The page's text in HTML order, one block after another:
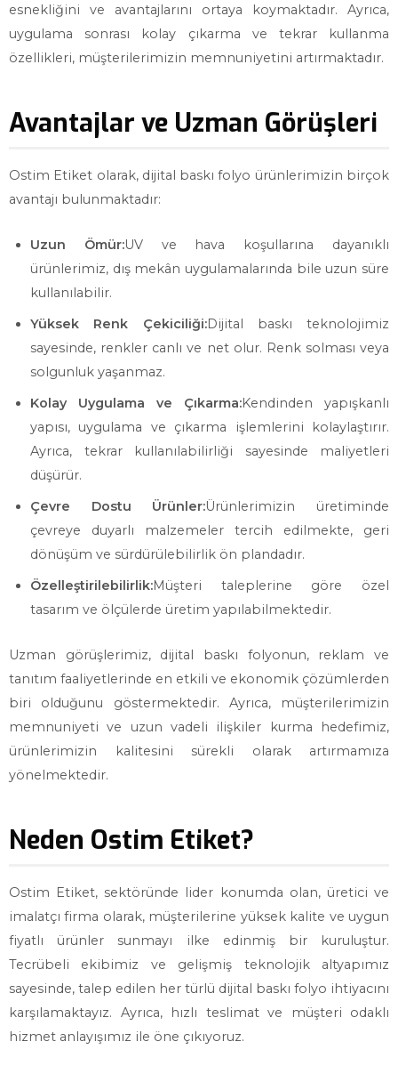
esnekliğini ve avantajlarını ortaya koymaktadır. Ayrıca,
uygulama sonrası kolay çıkarma ve tekrar kullanma
özellikleri, müşterilerimizin memnuniyetini artırmaktadır.
Avantajlar ve Uzman Görüşleri
Ostim Etiket olarak, dijital baskı folyo ürünlerimizin birçok
avantajı bulunmaktadır:
Uzun Ömür:UV ve hava koşullarına dayanıklı
ürünlerimiz, dış mekân uygulamalarında bile uzun süre
kullanılabilir.
Yüksek Renk Çekiciliği:Dijital baskı teknolojimiz
sayesinde, renkler canlı ve net olur. Renk solması veya
solgunluk yaşanmaz.
Kolay Uygulama ve Çıkarma:Kendinden yapışkanlı
yapısı, uygulama ve çıkarma işlemlerini kolaylaştırır.
Ayrıca, tekrar kullanılabilirliği sayesinde maliyetleri
düşürür.
Çevre Dostu Ürünler:Ürünlerimizin üretiminde
çevreye duyarlı malzemeler tercih edilmekte, geri
dönüşüm ve sürdürülebilirlik ön plandadır.
Özelleştirilebilirlik:Müşteri taleplerine göre özel
tasarım ve ölçülerde üretim yapılabilmektedir.
Uzman görüşlerimiz, dijital baskı folyonun, reklam ve
tanıtım faaliyetlerinde en etkili ve ekonomik çözümlerden
biri olduğunu göstermektedir. Ayrıca, müşterilerimizin
memnuniyeti ve uzun vadeli ilişkiler kurma hedefimiz,
ürünlerimizin kalitesini sürekli olarak artırmamıza
yönelmektedir.
Neden Ostim Etiket?
Ostim Etiket, sektöründe lider konumda olan, üretici ve
imalatçı firma olarak, müşterilerine yüksek kalite ve uygun
fiyatlı ürünler sunmayı ilke edinmiş bir kuruluştur.
Tecrübeli ekibimiz ve gelişmiş teknolojik altyapımız
sayesinde, talep edilen her türlü dijital baskı folyo ihtiyacını
karşılamaktayız. Ayrıca, hızlı teslimat ve müşteri odaklı
hizmet anlayışımız ile öne çıkıyoruz.